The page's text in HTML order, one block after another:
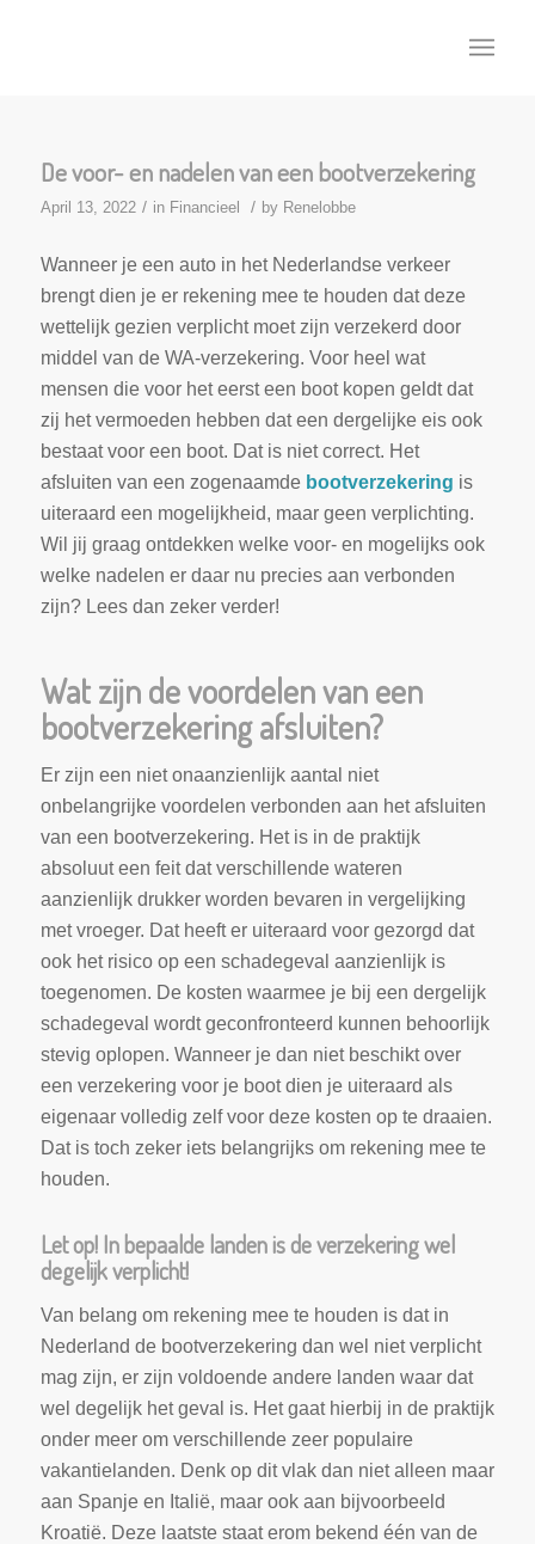
De voor- en nadelen van een bootverzekering
April 13, 2022 / in Financieel / by Renelobbe
Wanneer je een auto in het Nederlandse verkeer
brengt dien je er rekening mee te houden dat deze
wettelijk gezien verplicht moet zijn verzekerd door
middel van de WA-verzekering. Voor heel wat
mensen die voor het eerst een boot kopen geldt dat
zij het vermoeden hebben dat een dergelijke eis ook
bestaat voor een boot. Dat is niet correct. Het
afsluiten van een zogenaamde bootverzekering is
uiteraard een mogelijkheid, maar geen verplichting.
Wil jij graag ontdekken welke voor- en mogelijks ook
welke nadelen er daar nu precies aan verbonden
zijn? Lees dan zeker verder!
Wat zijn de voordelen van een
bootverzekering afsluiten?
Er zijn een niet onaanzienlijk aantal niet
onbelangrijke voordelen verbonden aan het afsluiten
van een bootverzekering. Het is in de praktijk
absoluut een feit dat verschillende wateren
aanzienlijk drukker worden bevaren in vergelijking
met vroeger. Dat heeft er uiteraard voor gezorgd dat
ook het risico op een schadegeval aanzienlijk is
toegenomen. De kosten waarmee je bij een dergelijk
schadegeval wordt geconfronteerd kunnen behoorlijk
stevig oplopen. Wanneer je dan niet beschikt over
een verzekering voor je boot dien je uiteraard als
eigenaar volledig zelf voor deze kosten op te draaien.
Dat is toch zeker iets belangrijks om rekening mee te
houden.
Let op! In bepaalde landen is de verzekering wel
degelijk verplicht!
Van belang om rekening mee te houden is dat in
Nederland de bootverzekering dan wel niet verplicht
mag zijn, er zijn voldoende andere landen waar dat
wel degelijk het geval is. Het gaat hierbij in de praktijk
onder meer om verschillende zeer populaire
vakantielanden. Denk op dit vlak dan niet alleen maar
aan Spanje en Italië, maar ook aan bijvoorbeeld
Kroatië. Deze laatste staat erom bekend één van de